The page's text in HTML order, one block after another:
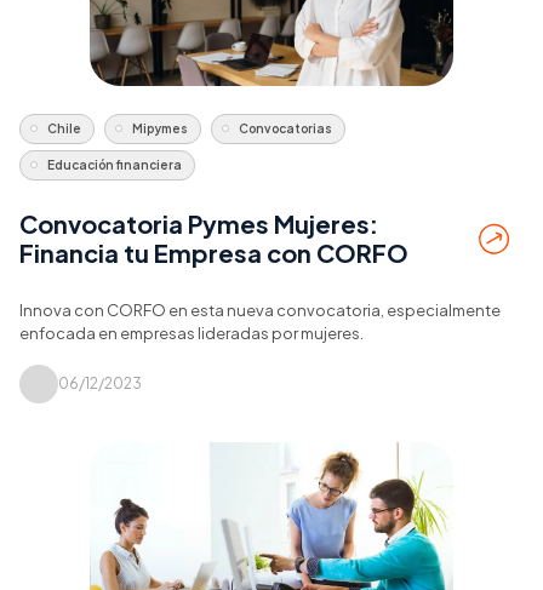
Chile Mipymes Convocatorias
Educación financiera
Convocatoria Pymes Mujeres:
Financia tu Empresa con CORFO
Innova con CORFO en esta nueva convocatoria, especialmente
enfocada en empresas lideradas por mujeres.
06/12/2023